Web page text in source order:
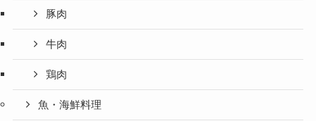
豚肉
牛肉
鶏肉
魚・海鮮料理